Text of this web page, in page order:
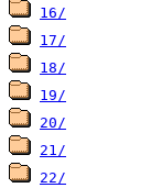
16/
17/
18/
19/
20/
21/
22/